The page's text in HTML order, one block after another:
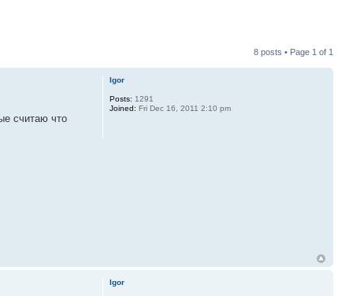
8 posts • Page 1 of 1
считаю что
Igor
Posts: 1291
Joined: Fri Dec 16, 2011 2:10 pm
Igor